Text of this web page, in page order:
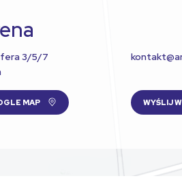
3/5/7
MAP WYŚLIJ